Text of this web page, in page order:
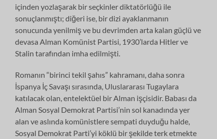
içinden yozlaşarak bir seçkinler diktatörlüğü ile
sonuçlanmıştı; diğeri ise, bir dizi ayaklanmanın
sonucunda yenilmiş ve bu devrimden arta kalan güçlü ve
devasa Alman Komünist Partisi, 1930’larda Hitler ve
Stalin tarafından imha edilmişti.
Romanın “birinci tekil şahıs” kahramanı, daha sonra
İspanya İç Savaşı sırasında, Uluslararası Tugaylara
katılacak olan, entelektüel bir Alman işçisidir. Babası da
Alman Sosyal Demokrat Partisi’nin sol kanadında yer
alan ve aslında komünistlere sempati duyduğu halde,
Sosyal Demokrat Parti’yi köklü bir şekilde terk etmekte